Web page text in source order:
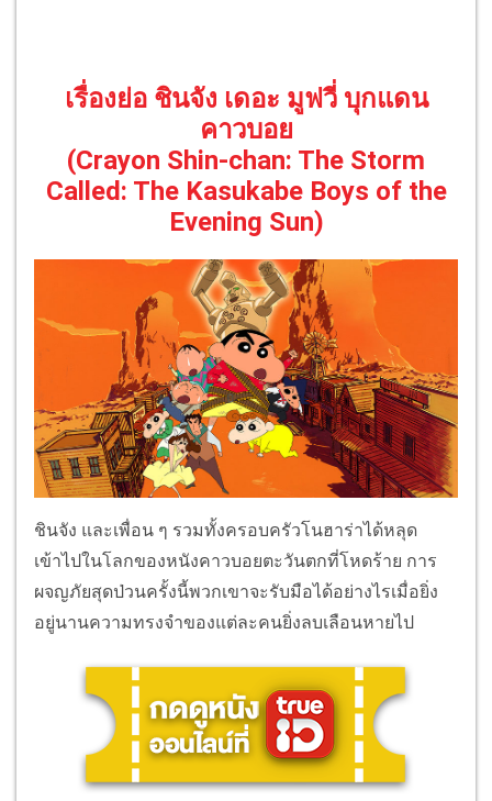
เรื่องย่อ ชินจัง เดอะ มูฟวี่ บุกแดน
คาวบอย
(Crayon Shin-chan: The Storm
Called: The Kasukabe Boys of the
Evening Sun)
ชินจัง และเพื่อน ๆ รวมทั้งครอบครัวโนฮาร่าได้หลุด
เข้าไปในโลกของหนังคาวบอยตะวันตกที่โหดร้าย การ
ผจญภัยสุดป่วนครั้งนี้พวกเขาจะรับมือได้อย่างไรเมื่อยิ่ง
อยู่นานความทรงจำของแต่ละคนยิ่งลบเลือนหายไป